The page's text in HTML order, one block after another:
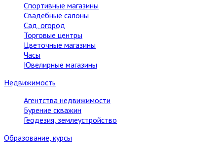
Спортивные магазины
Свадебные салоны
Сад, огород
Торговые центры
Цветочные магазины
Часы
Ювелирные магазины
Недвижимость
Агентства недвижимости
Бурение скважин
Геодезия, землеустройство
Образование, курсы